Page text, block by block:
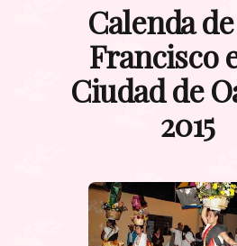
Calenda
Francisco
Ciudad de
2015